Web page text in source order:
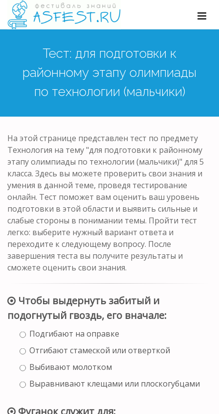
Тест: для подготовки к
районному этапу олимпиады
по технологии (мальчики)
На этой странице представлен тест по предмету
Технология на тему "для подготовки к районному
этапу олимпиады по технологии (мальчики)" для 5
класса. Здесь вы можете проверить свои знания и
умения в данной теме, проведя тестирование
онлайн. Тест поможет вам оценить ваш уровень
подготовки в этой области и выявить сильные и
слабые стороны в понимании темы. Пройти тест
легко: выберите нужный вариант ответа и
переходите к следующему вопросу. После
завершения теста вы получите результаты и
сможете оценить свои знания.
Чтобы выдернуть забитый и
подогнутый гвоздь, его вначале:
Подгибают на оправке
Отгибают стамеской или отверткой
Выбивают молотком
Выравнивают клещами или плоскогубцами
Фуганок служит для: